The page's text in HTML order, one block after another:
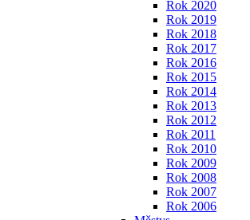
Rok 2020
Rok 2019
Rok 2018
Rok 2017
Rok 2016
Rok 2015
Rok 2014
Rok 2013
Rok 2012
Rok 2011
Rok 2010
Rok 2009
Rok 2008
Rok 2007
Rok 2006